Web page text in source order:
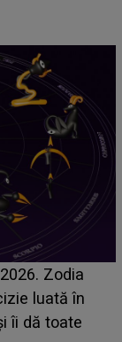
până
Casa Iubirii
mama